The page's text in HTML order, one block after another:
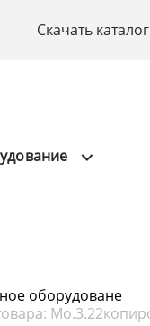
Скачать
оборудоване
Мо.3.22